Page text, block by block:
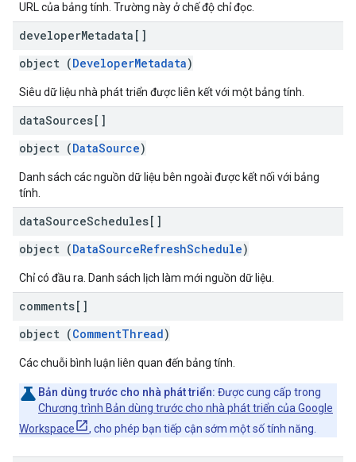
URL của bảng tính. Trường này ở chế độ chỉ đọc.
developerMetadata[]
object (DeveloperMetadata)
Siêu dữ liệu nhà phát triển được liên kết với một bảng tính.
dataSources[]
object (DataSource)
Danh sách các nguồn dữ liệu bên ngoài được kết nối với bảng
tính.
dataSourceSchedules[]
object (DataSourceRefreshSchedule)
Chỉ có đầu ra. Danh sách lịch làm mới nguồn dữ liệu.
comments[]
object (CommentThread)
Các chuỗi bình luận liên quan đến bảng tính.
Bản dùng trước cho nhà phát triển: Được cung cấp trong
Chương trình Bản dùng trước cho nhà phát triển của Google
Workspace
, cho phép bạn tiếp cận sớm một số tính năng.